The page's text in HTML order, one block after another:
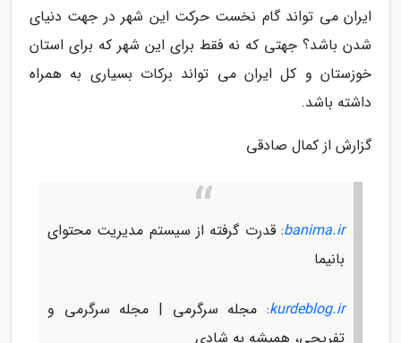
ایران می تواند گام نخست حرکت این شهر در جهت دنیای
شدن باشد؟ جهتی که نه فقط برای این شهر که برای استان
خوزستان و کل ایران می تواند برکات بسیاری به همراه
داشته باشد.
گزارش از کمال صادقی
banima.ir: قدرت گرفته از سیستم مدیریت محتوای
بانیما
kurdeblog.ir: مجله سرگرمی | مجله سرگرمی و
تفریحی، همیشه به شادی